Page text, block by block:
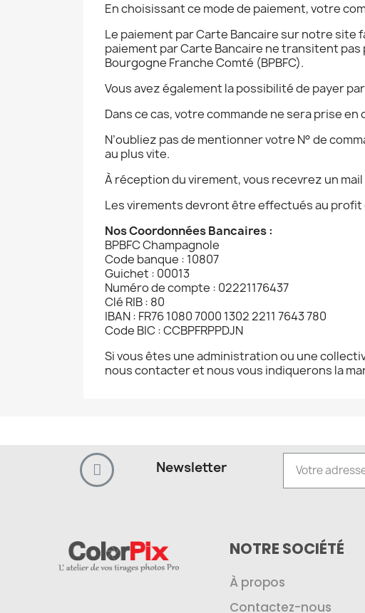
En choisissant ce mode de paiement, votre
Le paiement par Carte Bancaire sur notre site
paiement par Carte Bancaire ne transitent
Bourgogne Franche Comté (BPBFC).
Vous avez également la possibilité de payer
Dans ce cas, votre commande ne sera prise
N’oubliez pas de mentionner votre N° de
au plus vite.
À réception du virement, vous recevrez un
Les virements devront être effectués au profit
Nos Coordonnées Bancaires :
BPBFC Champagnole
Code banque : 10807
Guichet : 00013
Numéro de compte : 02221176437
Clé RIB : 80
IBAN : FR76 1080 7000 1302 2211 7643 780
Code BIC : CCBPFRPPDJN
Si vous êtes une administration ou une
nous contacter et nous vous indiquerons la
Newsletter
NOTRE SOCIÉTÉ
À propos
Contactez-nous